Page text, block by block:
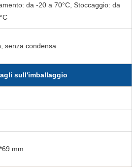
da -20 a 70°C, Stoccaggio: da
senza condensa
sull'imballaggio
mm